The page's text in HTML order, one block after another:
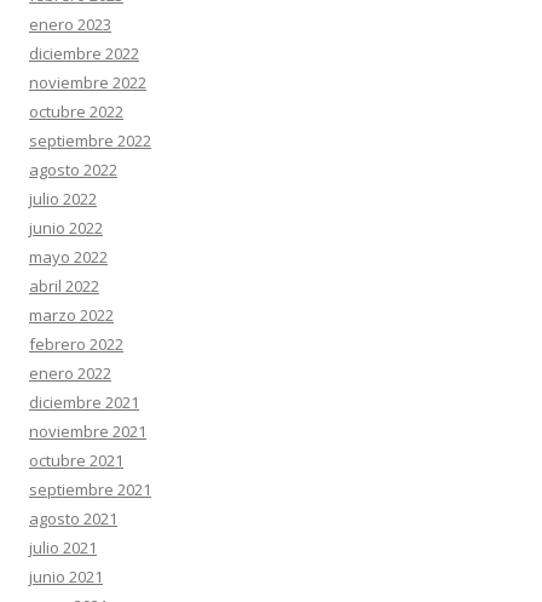
enero 2023
diciembre 2022
noviembre 2022
octubre 2022
septiembre 2022
agosto 2022
julio 2022
junio 2022
mayo 2022
abril 2022
marzo 2022
febrero 2022
enero 2022
diciembre 2021
noviembre 2021
octubre 2021
septiembre 2021
agosto 2021
julio 2021
junio 2021